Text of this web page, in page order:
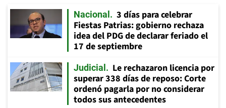
Nacional
3 días para celebrar
Fiestas Patrias: gobierno rechaza
idea del PDG de declarar feriado el
17 de septiembre
Judicial
Le rechazaron licencia por
superar 338 días de reposo: Corte
ordenó pagarla por no considerar
todos sus antecedentes